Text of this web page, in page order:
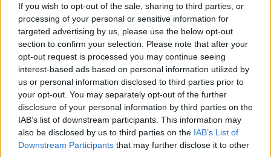
If you wish to opt-out of the sale, sharing to third parties, or
processing of your personal or sensitive information for
targeted advertising by us, please use the below opt-out
section to confirm your selection. Please note that after your
opt-out request is processed you may continue seeing
interest-based ads based on personal information utilized by
us or personal information disclosed to third parties prior to
your opt-out. You may separately opt-out of the further
disclosure of your personal information by third parties on the
IAB’s list of downstream participants. This information may
also be disclosed by us to third parties on the IAB’s List of
Downstream Participants that may further disclose it to other
A használt piacra kerülő több évtizedes
készülékekben szinte mindig öreg és alapfokú
hangszedők vannak. Ha egy hangszedő tűje kopott
vagy pláne sérült, nem csak a hang lesz gyatra, de a
lemezt is végérvényesen tönkreteheti. Ugyanakkor
egy hangszedőtű korrekt bevizsgálása komoly
tudást és komoly eszközparkot igényel. Egy újonnan
hatszámjegyű forintba kerülő hangszedőt átnézetni
pár ezer forintért megéri. Egy öreg és alapfokú, eleve
pár ezer forintos hangszedőt meg nem.